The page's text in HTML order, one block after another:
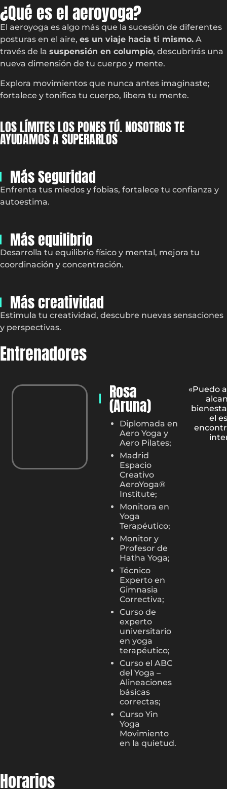
¿Qué es el aeroyoga?
El aeroyoga es algo más que la sucesión de diferentes
posturas en el aire, es un viaje hacia ti mismo. A
través de la suspensión en columpio, descubrirás una
nueva dimensión de tu cuerpo y mente.
Explora movimientos que nunca antes imaginaste;
fortalece y tonifica tu cuerpo, libera tu mente.
LOS LÍMITES LOS PONES TÚ. NOSOTROS TE
AYUDAMOS A SUPERARLOS
Más Seguridad
Enfrenta tus miedos y fobias, fortalece tu confianza y
autoestima.
Más equilibrio
Desarrolla tu equilibrio físico y mental, mejora tu
coordinación y concentración.
Más creatividad
Estimula tu creatividad, descubre nuevas sensaciones
y perspectivas.
Entrenadores
Rosa
(Aruna)
Diplomada en
Aero Yoga y
Aero Pilates;
Madrid
Espacio
Creativo
AeroYoga®
Institute;
Monitora en
Yoga
Terapéutico;
Monitor y
Profesor de
Hatha Yoga;
Técnico
Experto en
Gimnasia
Correctiva;
Curso de
experto
universitario
en yoga
terapéutico;
Curso el ABC
del Yoga –
Alineaciones
básicas
correctas;
Curso Yin
Yoga
Movimiento
en la quietud.
«Puedo
el
Horarios